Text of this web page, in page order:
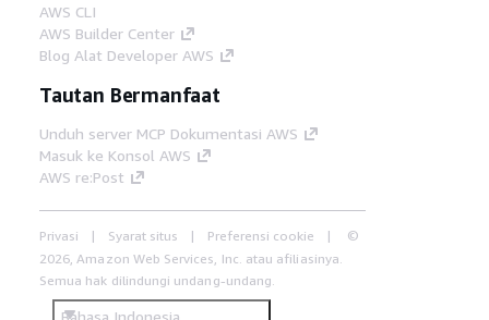
AWS CLI
AWS Builder Center
Blog Alat Developer AWS
Tautan Bermanfaat
Unduh server MCP Dokumentasi AWS
Masuk ke Konsol AWS
AWS re:Post
Privasi Syarat situs Preferensi cookie
©
2026, Amazon Web Services, Inc. atau afiliasinya.
Semua hak dilindungi undang-undang.
Bahasa Indonesia